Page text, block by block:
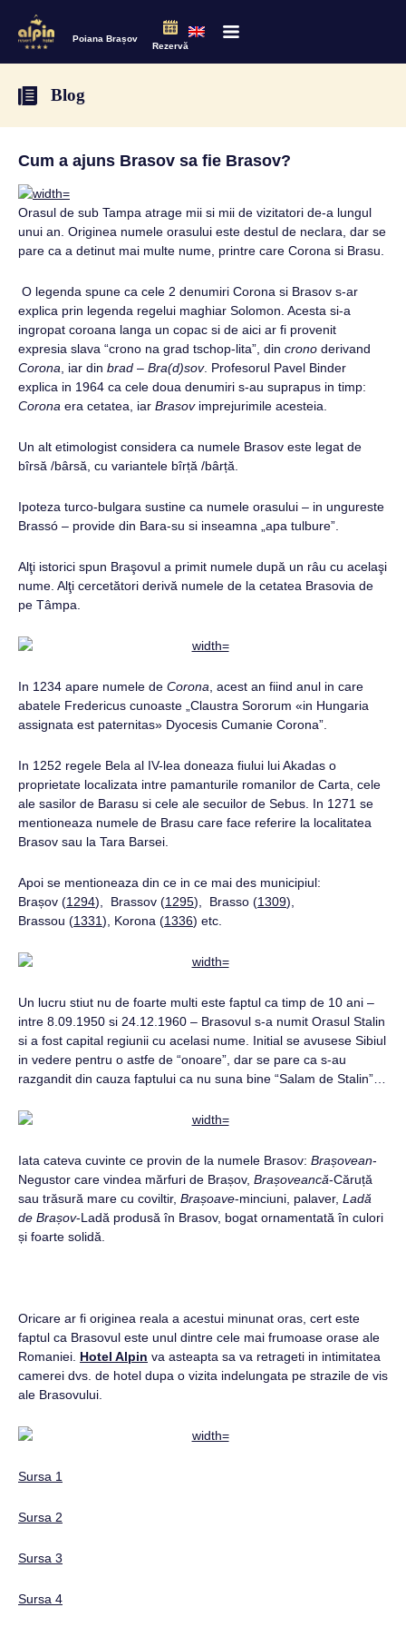
Poiana Brașov
Rezervă
Blog
Cum a ajuns Brasov sa fie Brasov?
Orasul de sub Tampa atrage mii si mii de vizitatori de-a lungul
unui an. Originea numele orasului este destul de neclara, dar se
pare ca a detinut mai multe nume, printre care Corona si Brasu.
O legenda spune ca cele 2 denumiri Corona si Brasov s-ar
explica prin legenda regelui maghiar Solomon. Acesta si-a
ingropat coroana langa un copac si de aici ar fi provenit
expresia slava “crono na grad tschop-lita”, din crono derivand
Corona , iar din brad – Bra(d)sov. Profesorul Pavel Binder
explica in 1964 ca cele doua denumiri s-au suprapus in timp:
Corona era cetatea, iar Brasovimprejurimile acesteia.
Un alt etimologist considera ca numele Brasov este legat de
bîrsă /bârsă, cu variantele bîrță /bârță.
Ipoteza turco-bulgara sustine ca numele orasului – in ungureste
Brassó – provide din Bara-su si inseamna „apa tulbure”.
Alţi istorici spun Braşovul a primit numele după un râu cu acelaşi
nume. Alţi cercetători derivă numele de la cetatea Brasovia de
pe Tâmpa.
In 1234 apare numele de Corona , acest an fiind anul in care
abatele Fredericus cunoaste „Claustra Sororum «in Hungaria
assignata est paternitas» Dyocesis Cumanie Corona”.
In 1252 regele Bela al IV-lea doneaza fiului lui Akadas o
proprietate localizata intre pamanturile romanilor de Carta, cele
ale sasilor de Barasu si cele ale secuilor de Sebus. In 1271 se
mentioneaza numele de Brasu care face referire la localitatea
Brasov sau la Tara Barsei.
Apoi se mentioneaza din ce in ce mai des municipiul:
Brașov (1294), Brassov (1295), Brasso (1309),
Brassou (1331), Korona (1336) etc.
Un lucru stiut nu de foarte multi este faptul ca timp de 10 ani –
intre 8.09.1950 si 24.12.1960 – Brasovul s-a numit Orasul Stalin
si a fost capital regiunii cu acelasi nume. Initial se avusese Sibiul
in vedere pentru o astfe de “onoare”, dar se pare ca s-au
razgandit din cauza faptului ca nu suna bine “Salam de Stalin”…
Iata cateva cuvinte ce provin de la numele Brasov: Brașovean-
Negustor care vindea mărfuri de Brașov, Brașoveancă-Căruță
sau trăsură mare cu coviltir, Brașoave-minciuni, palaver, Ladă
de Brașov-Ladă produsă în Brasov, bogat ornamentată în culori
și foarte solidă.
Oricare ar fi originea reala a acestui minunat oras, cert este
faptul ca Brasovul este unul dintre cele mai frumoase orase ale
Romaniei. Hotel Alpin va asteapta sa va retrageti in intimitatea
camerei dvs. de hotel dupa o vizita indelungata pe strazile de vis
ale Brasovului.
Sursa 1
Sursa 2
Sursa 3
Sursa 4